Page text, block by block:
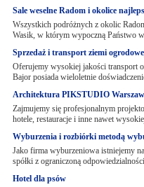
Sale weselne Radom i okolice
Wszystkich podróżnych z okolic
Wasik, w którym wypoczną Państwo
Sprzedaż i transport ziemi
Oferujemy wysokiej jakości transport
Bajor posiada wieloletnie
Architektura PIKSTUDIO
Zajmujemy się profesjonalnym
hotele, restauracje i inne nawet
Wyburzenia i rozbiórki metodą
Jako firma wyburzeniowa istniejemy
spółki z ograniczoną
Hotel dla psów